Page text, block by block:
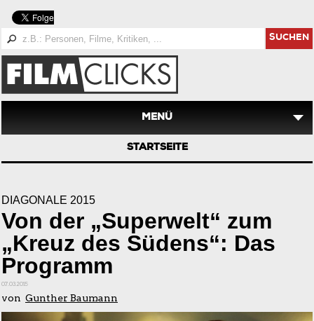
SUCHEN
MENÜ
STARTSEITE
DIAGONALE 2015
Von der „Superwelt“ zum
„Kreuz des Südens“: Das
Programm
07.03.2015
von Gunther Baumann